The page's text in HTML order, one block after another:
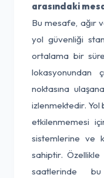
arasındaki
Bu mesafe, ağır
yol güvenliği
ortalama bir
lokasyonundan
noktasına
izlenmektedir. Yol
etkilenmemesi
sistemlerine ve
sahiptir.
saatlerinde